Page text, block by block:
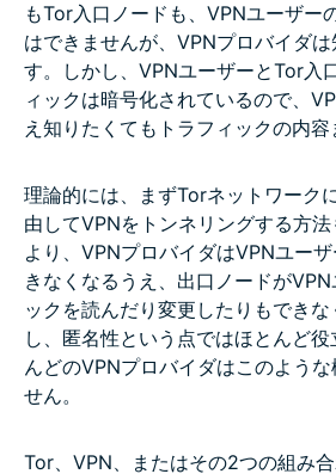
もTor入口ノードも、VPNユーザー
はできませんが、VPNプロバイダは
す。しかし、VPNユーザーとTor入
ィックは暗号化されているので、
え知りたくてもトラフィックの内容
理論的には、まずTorネットワーク
由してVPNをトンネリングする方
より、VPNプロバイダはVPNユー
きなくなるうえ、出口ノードが
ックを読んだり変更したりもでき
し、匿名性という点ではほとんど
んどのVPNプロバイダはこのよう
せん。
Tor、VPN、またはその2つの組み